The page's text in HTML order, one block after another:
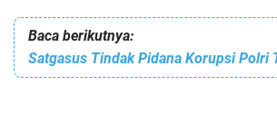
Baca berikutnya: